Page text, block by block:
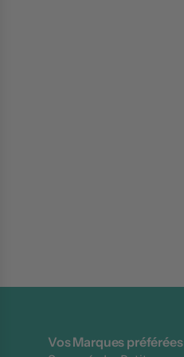
Vos Marques préférées